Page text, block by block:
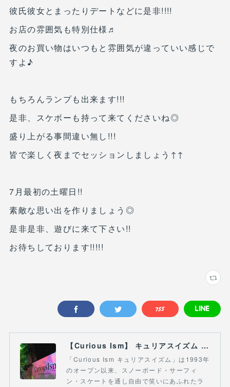
彼氏彼女とまったりデートなどに是非!!!!
お店の雰囲気も特別仕様♬
夜のお買い物はいつもと雰囲気が違っていい感じで
すよ♪
もちろんランプも出来ます!!!
是非、スケボーも持って来てくださいね◎
盛り上がる事間違い無し!!!
皆で楽しく夜までセッションしましょう↑↑
7月最初の土曜日!!
素敵な思い出を作りましょう◎
是非是非、遊びに来て下さい!!
お待ちしております!!!!!
【Curious Ism】 キュリアスイズム l スノーボードショップ サーフショップ 福島県 会津若松市 郡山市 通販
「Curious Ism キュリアスイズム」は1993年
のオープン以来、スノーボード・サーフィ
ン・スケートを通し自由で笑いにあふれたラ